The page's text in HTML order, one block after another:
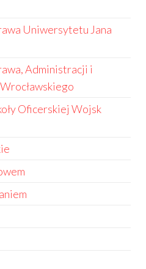
Uniwersytetu Jana
Administracji i
Oficerskiej Wojsk